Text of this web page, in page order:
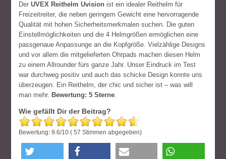
DerUVEX Reithelm Uvision ist ein idealer Reithelm für
Freizeitreiter, die neben geringem Gewicht eine hervorragende
Qualität mit hohen Sicherheitsmerkmalen suchen. Die guten
Einstellmöglichkeiten und die 4 Helmgrößen ermöglichen eine
passgenaue Anpassunge an die Kopfgröße. Vielzählige Designs
und vor allem die mitgelieferten Ohrpads machen diesen Helm
zu einem Allrounder fürs ganze Jahr. Unser Eindruck im Test
war durchweg positiv und auch das schicke Design konnte uns
überzeugen. Ein Reithelm, der chic und sicher ist – was will
man mehr. Bewertung: 5 Sterne.
Wie gefällt Dir der Beitrag?
Bewertung:9.6/10 (57 Stimmen abgegeben)